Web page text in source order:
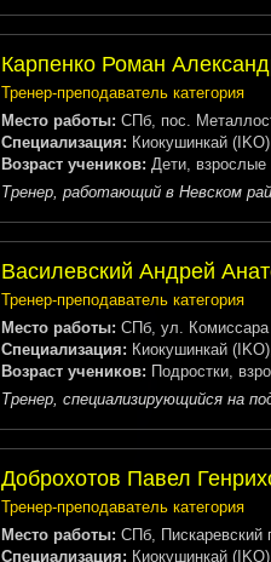
Карпенко Роман
Тренер-преподаватель категория
Место работы: СПб, пос.
Специализация: Киокушинкай (IKO)
Возраст учеников: Дети, взрослые
Тренер, работающий в Невском
Василевский Андрей
Тренер-преподаватель категория
Место работы: СПб, ул.
Специализация: Киокушинкай
Возраст учеников: Подростки,
Тренер, специализирующийся на
Доброхотов Павел
Тренер-преподаватель категория
Место работы: СПб,
Специализация: Киокушинкай